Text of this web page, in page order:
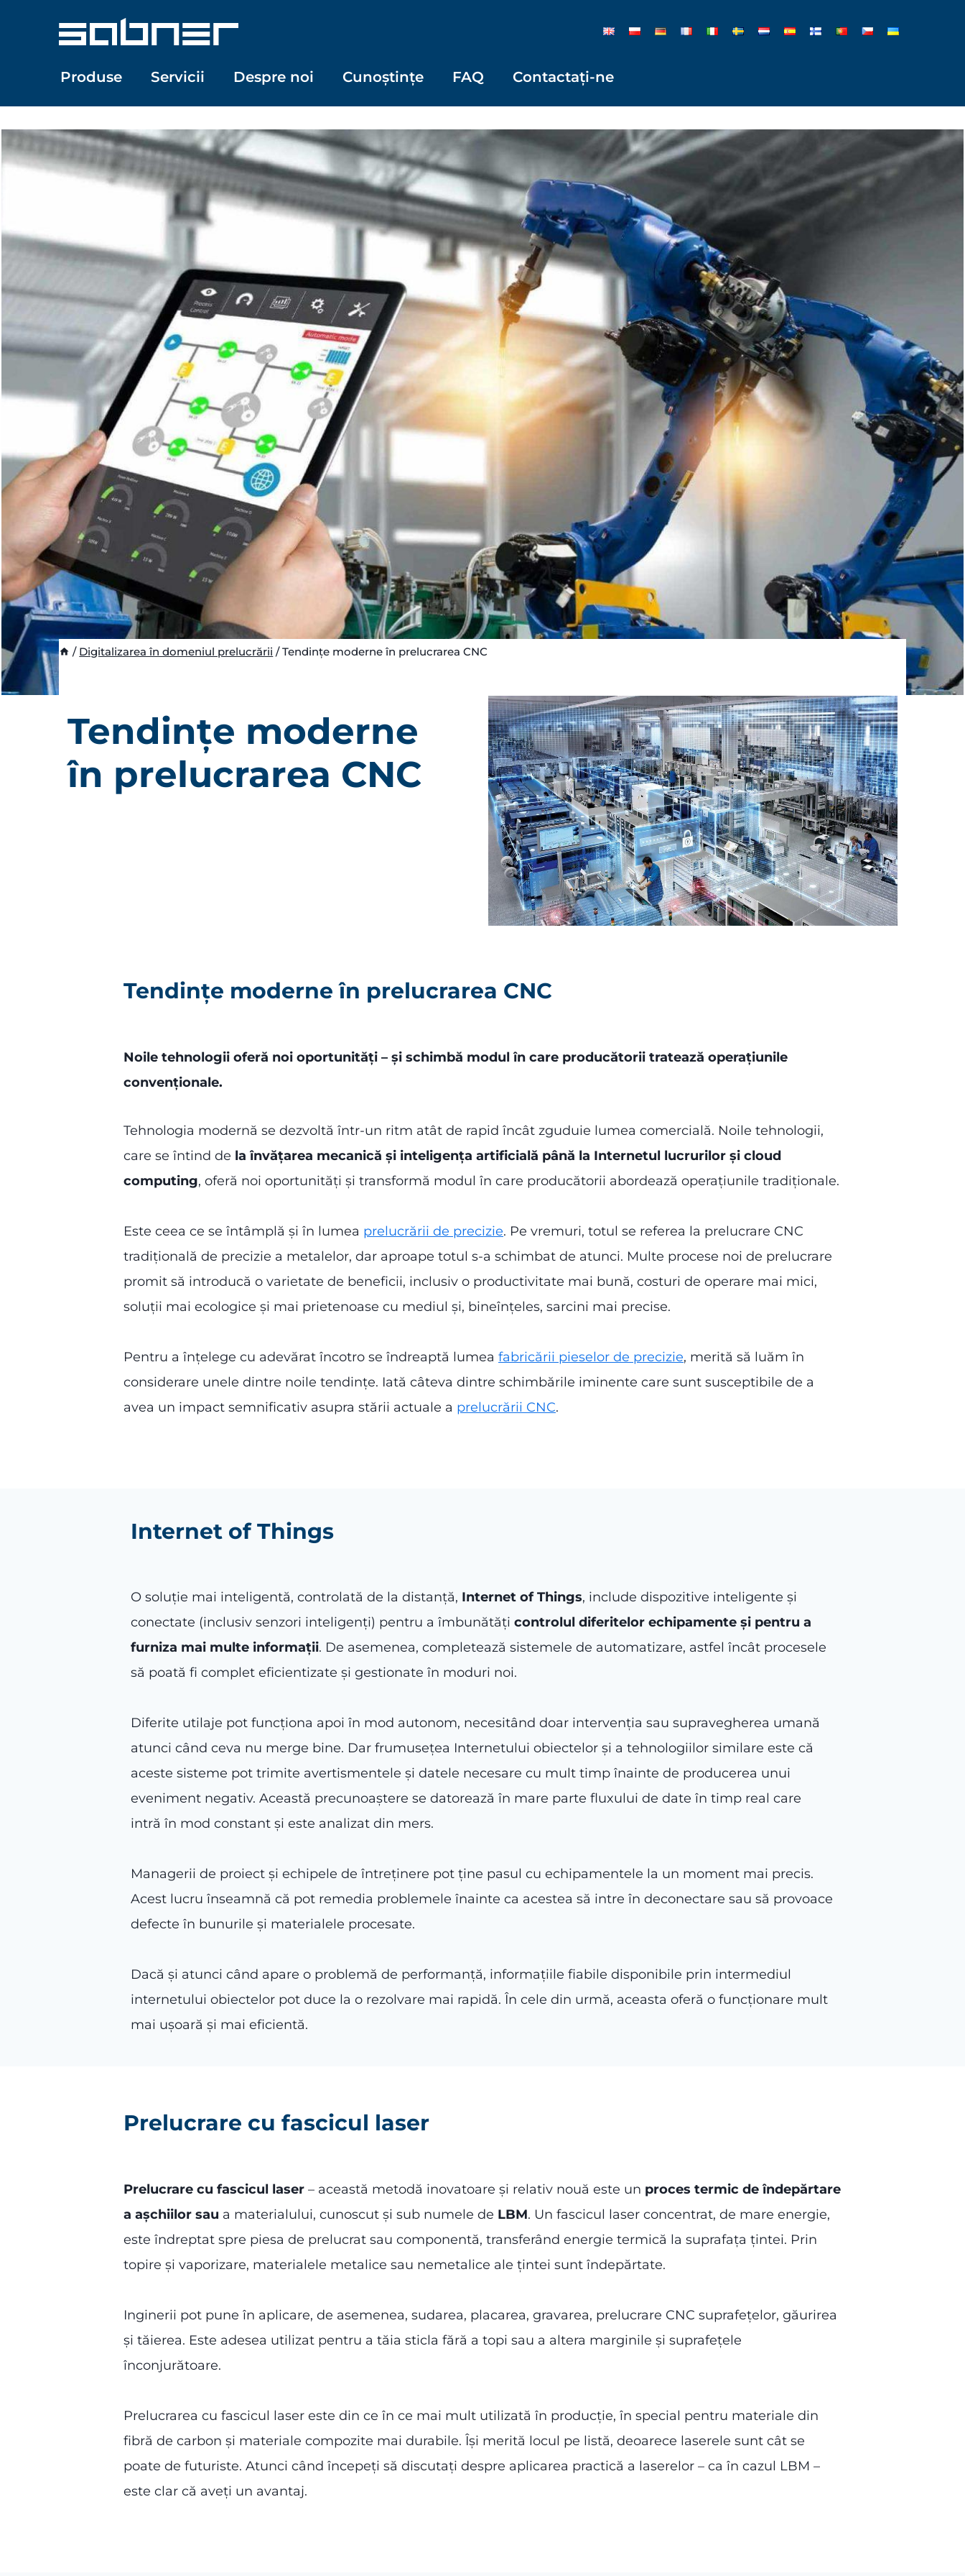
Produse Servicii Despre noi Cunoștințe FAQ Contactați-ne
/ Digitalizarea în domeniul prelucrării / Tendințe moderne în prelucrarea CNC
Tendințe moderne
în prelucrarea CNC
Tendințe moderne în prelucrarea CNC
Noile tehnologii oferă noi oportunități – și schimbă modul în care producătorii tratează operațiunile
convenționale.
Tehnologia modernă se dezvoltă într-un ritm atât de rapid încât zguduie lumea comercială. Noile tehnologii,
care se întind de la învățarea mecanică și inteligența artificială până la Internetul lucrurilor și cloud
computing, oferă noi oportunități și transformă modul în care producătorii abordează operațiunile tradiționale.
Este ceea ce se întâmplă și în lumea prelucrării de precizie. Pe vremuri, totul se referea la prelucrare CNC
tradițională de precizie a metalelor, dar aproape totul s-a schimbat de atunci. Multe procese noi de prelucrare
promit să introducă o varietate de beneficii, inclusiv o productivitate mai bună, costuri de operare mai mici,
soluții mai ecologice și mai prietenoase cu mediul și, bineînțeles, sarcini mai precise.
Pentru a înțelege cu adevărat încotro se îndreaptă lumea fabricării pieselor de precizie, merită să luăm în
considerare unele dintre noile tendințe. Iată câteva dintre schimbările iminente care sunt susceptibile de a
avea un impact semnificativ asupra stării actuale a prelucrării CNC.
Internet of Things
O soluție mai inteligentă, controlată de la distanță, Internet of Things, include dispozitive inteligente și
conectate (inclusiv senzori inteligenți) pentru a îmbunătăți controlul diferitelor echipamente și pentru a
furniza mai multe informații. De asemenea, completează sistemele de automatizare, astfel încât procesele
să poată fi complet eficientizate și gestionate în moduri noi.
Diferite utilaje pot funcționa apoi în mod autonom, necesitând doar intervenția sau supravegherea umană
atunci când ceva nu merge bine. Dar frumusețea Internetului obiectelor și a tehnologiilor similare este că
aceste sisteme pot trimite avertismentele și datele necesare cu mult timp înainte de producerea unui
eveniment negativ. Această precunoaștere se datorează în mare parte fluxului de date în timp real care
intră în mod constant și este analizat din mers.
Managerii de proiect și echipele de întreținere pot ține pasul cu echipamentele la un moment mai precis.
Acest lucru înseamnă că pot remedia problemele înainte ca acestea să intre în deconectare sau să provoace
defecte în bunurile și materialele procesate.
Dacă și atunci când apare o problemă de performanță, informațiile fiabile disponibile prin intermediul
internetului obiectelor pot duce la o rezolvare mai rapidă. În cele din urmă, aceasta oferă o funcționare mult
mai ușoară și mai eficientă.
Prelucrare cu fascicul laser
Prelucrare cu fascicul laser – această metodă inovatoare și relativ nouă este un proces termic de îndepărtare
a așchiilor sau a materialului, cunoscut și sub numele de LBM. Un fascicul laser concentrat, de mare energie,
este îndreptat spre piesa de prelucrat sau componentă, transferând energie termică la suprafața țintei. Prin
topire și vaporizare, materialele metalice sau nemetalice ale țintei sunt îndepărtate.
Inginerii pot pune în aplicare, de asemenea, sudarea, placarea, gravarea, prelucrare CNC suprafețelor, găurirea
și tăierea. Este adesea utilizat pentru a tăia sticla fără a topi sau a altera marginile și suprafețele
înconjurătoare.
Prelucrarea cu fascicul laser este din ce în ce mai mult utilizată în producție, în special pentru materiale din
fibră de carbon și materiale compozite mai durabile. Își merită locul pe listă, deoarece laserele sunt cât se
poate de futuriste. Atunci când începeți să discutați despre aplicarea practică a laserelor – ca în cazul LBM –
este clar că aveți un avantaj.